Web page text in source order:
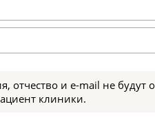
отчество и e-mail не будут
клиники.